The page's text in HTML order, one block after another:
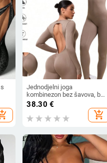
Jednodjelni joga
kombinezon bez šavova, bez
leđa, visoka elastičnost i
uski kroj; Materijal: najlon-
spandeks (90% najlon, 10%
spandeks); Grudna jastučić:
Jesen 2025
38.30 €
add_shopping_cart